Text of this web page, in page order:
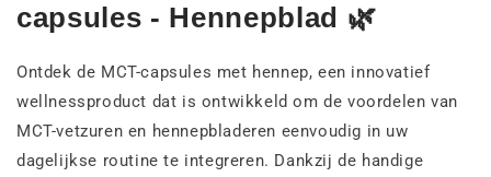
capsules - Hennepblad 🌿
Ontdek de MCT-capsules met hennep, een innovatief
wellnessproduct dat is ontwikkeld om de voordelen van
MCT-vetzuren en hennepbladeren eenvoudig in uw
dagelijkse routine te integreren. Dankzij de handige